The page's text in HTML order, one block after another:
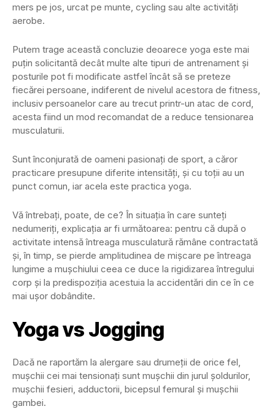
mers pe jos, urcat pe munte, cycling sau alte activități
aerobe.
Putem trage această concluzie deoarece yoga este mai
puțin solicitantă decât multe alte tipuri de antrenament și
posturile pot fi modificate astfel încât să se preteze
fiecărei persoane, indiferent de nivelul acestora de fitness,
inclusiv persoanelor care au trecut printr-un atac de cord,
acesta fiind un mod recomandat de a reduce tensionarea
musculaturii.
Sunt înconjurată de oameni pasionați de sport, a căror
practicare presupune diferite intensități, și cu toții au un
punct comun, iar acela este practica yoga.
Vă întrebaţi, poate, de ce? În situația în care sunteți
nedumeriți, explicația ar fi următoarea: pentru că după o
activitate intensă întreaga musculatură rămâne contractată
și, în timp, se pierde amplitudinea de mișcare pe întreaga
lungime a mușchiului ceea ce duce la rigidizarea întregului
corp și la predispoziția acestuia la accidentări din ce în ce
mai ușor dobândite.
Yoga vs Jogging
Dacă ne raportăm la alergare sau drumeții de orice fel,
mușchii cei mai tensionați sunt mușchii din jurul șoldurilor,
mușchii fesieri, adductorii, bicepsul femural și mușchii
gambei.